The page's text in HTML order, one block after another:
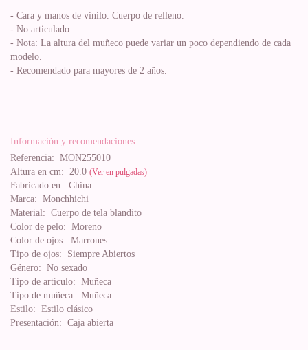
- Cara y manos de vinilo. Cuerpo de relleno.
- No articulado
- Nota: La altura del muñeco puede variar un poco dependiendo de cada
modelo.
- Recomendado para mayores de 2 años.
Información y recomendaciones
Referencia: MON255010
Altura en cm: 20.0 (Ver en pulgadas)
Fabricado en: China
Marca: Monchhichi
Material: Cuerpo de tela blandito
Color de pelo: Moreno
Color de ojos: Marrones
Tipo de ojos: Siempre Abiertos
Género: No sexado
Tipo de artículo: Muñeca
Tipo de muñeca: Muñeca
Estilo: Estilo clásico
Presentación: Caja abierta